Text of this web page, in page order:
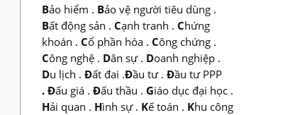
Bảo hiểm . Bảo vệ người tiêu dùng .
Bất động sản . Cạnh tranh . Chứng
khoán . Cổ phần hóa . Công chứng .
Công nghệ . Dân sự. Doanh nghiệp .
Du lịch . Đất đai .Đầu tư. Đầu tư PPP
.Đấu giá . Đấu thầu . Giáo dục đại học .
Hải quan . Hình sự. Kế toán . Khu công